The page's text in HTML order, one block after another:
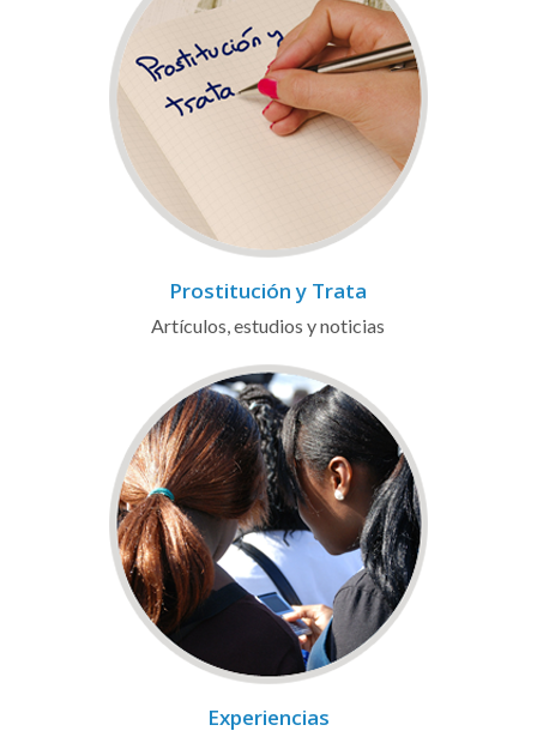
Prostitución y Trata
Artículos, estudios y noticias
Experiencias